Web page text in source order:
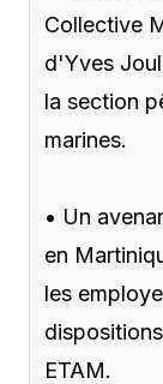
Collective
d'Yves
la section
marines.
• Un
en
les
ETAM.